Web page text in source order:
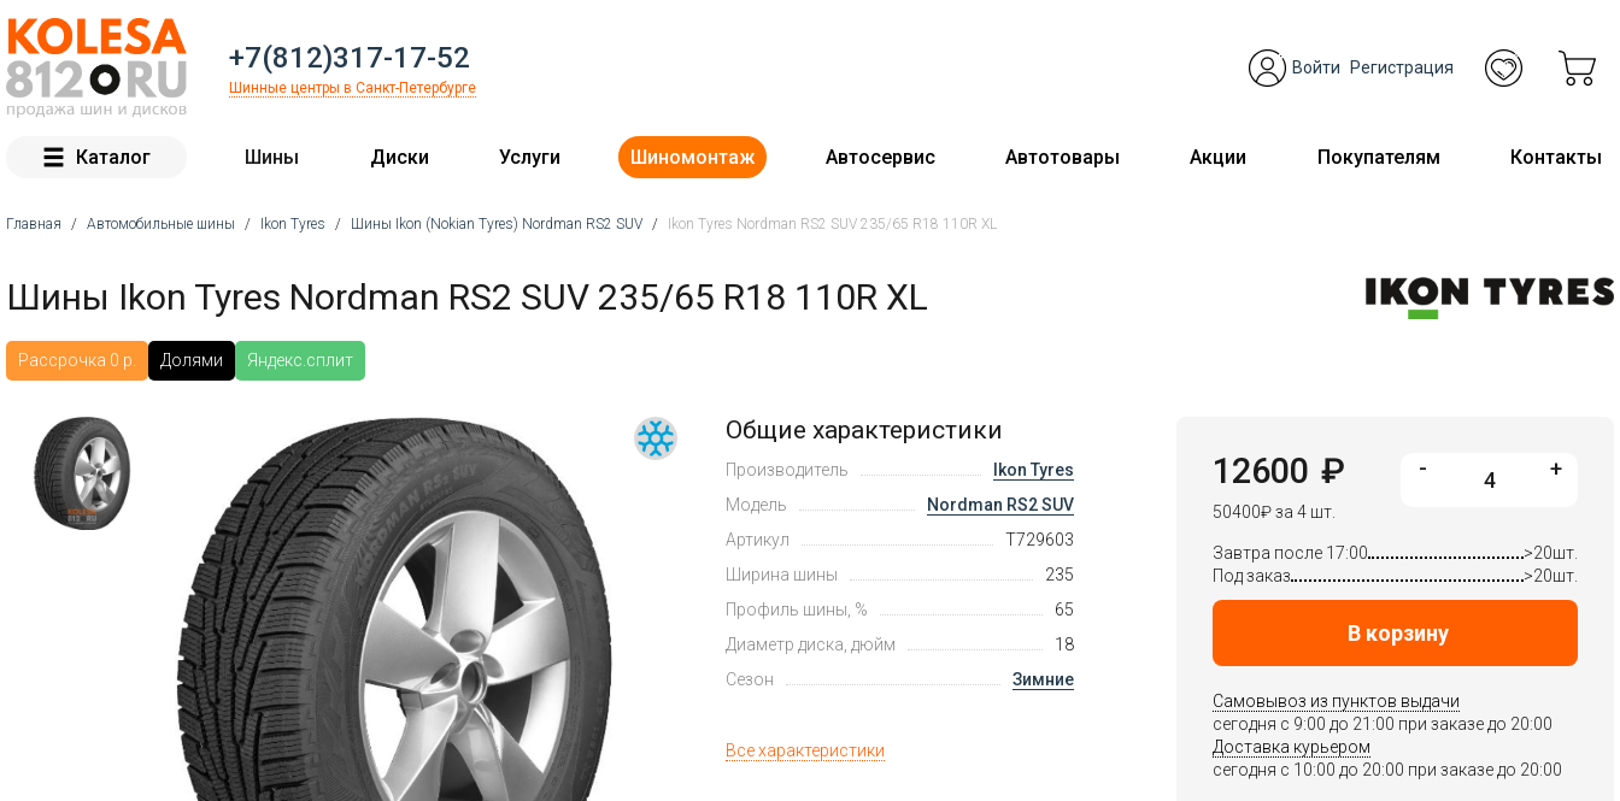
+7(812)317-17-52
Шинные центры в Санкт-Петербурге
Войти Регистрация
Каталог Шины Диски Услуги Шиномонтаж Автосервис Автотовары Акции Покупателям Контакты
Главная / Автомобильные шины / Ikon Tyres / Шины Ikon (Nokian Tyres) Nordman RS2 SUV / Ikon Tyres Nordman RS2 SUV 235/65 R18 110R XL
Шины Ikon Tyres Nordman RS2 SUV 235/65 R18 110R XL
Рассрочка 0 р. Долями Яндекс.сплит
Общие характеристики
Производитель
Ikon Tyres
Модель
Nordman RS2 SUV
Артикул
T729603
Ширина шины
235
Профиль шины, %
65
Диаметр диска, дюйм
18
Сезон
Зимние
Все характеристики
12600 ₽
50400₽за 4 шт.
- +
Завтра после 17:00
>20шт.
Под заказ
>20шт.
В корзину
Самовывоз из пунктов выдачи
сегодня c 9:00 до 21:00 при заказе до 20:00
Доставка курьером
сегодня c 10:00 до 20:00 при заказе до 20:00